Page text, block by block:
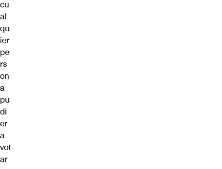
cu
al
qu
ier
pe
rs
on
a
pu
di
er
a
vot
ar